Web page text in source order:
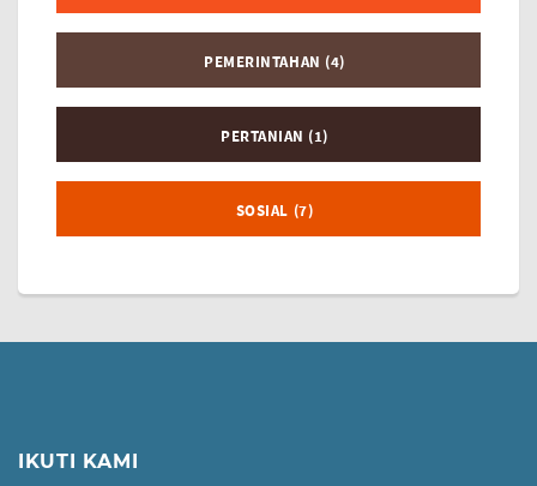
PEMERINTAHAN (4)
PERTANIAN (1)
SOSIAL (7)
IKUTI KAMI